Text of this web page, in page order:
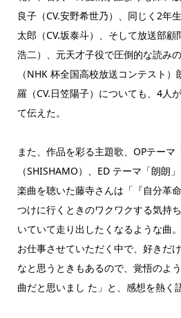
良子（CV.安野希世乃）、同じく2年
太郎（CV.坂泰斗）、そして放送部顧
浩二）、元天才子役で圧倒的な読み
（NHK 杯全国高校放送コンテスト
羅（CV.日笠陽子）についても、4人
て伝えた。
また、作品を彩る主題歌、OPテーマ
（SHISHAMO）、ED テーマ「朗朗
楽曲を聴いた藤寺さんは「『自分革
つけに行くときのワクワクする気持
いていて走り出したくなるような曲
お仕事させていただく中で、好きだ
なと思うときもあるので、覚悟のよ
曲だと思いまし た」と、感想を熱く